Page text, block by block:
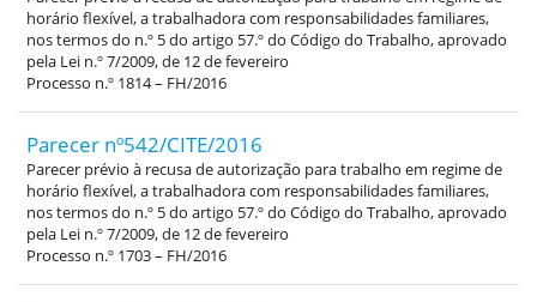
horário flexível, a trabalhadora com responsabilidades familiares,
nos termos do n.º 5 do artigo 57.º do Código do Trabalho, aprovado
pela Lei n.º 7/2009, de 12 de fevereiro
Processo n.º 1814 – FH/2016
Parecer nº542/CITE/2016
Parecer prévio à recusa de autorização para trabalho em regime de
horário flexível, a trabalhadora com responsabilidades familiares,
nos termos do n.º 5 do artigo 57.º do Código do Trabalho, aprovado
pela Lei n.º 7/2009, de 12 de fevereiro
Processo n.º 1703 – FH/2016